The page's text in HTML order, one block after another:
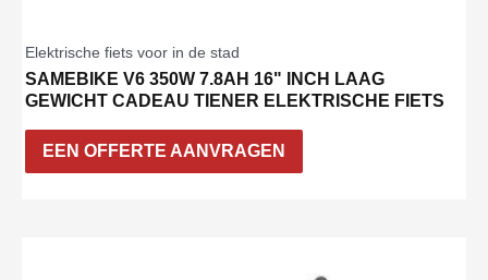
Elektrische fiets voor in de stad
SAMEBIKE V6 350W 7.8AH 16" INCH LAAG
GEWICHT CADEAU TIENER ELEKTRISCHE FIETS
EEN OFFERTE AANVRAGEN